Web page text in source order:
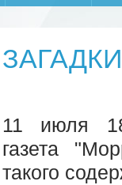
11 июля
газета
такого